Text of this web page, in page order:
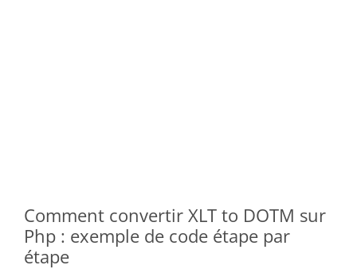
Comment convertir XLT to DOTM sur
Php : exemple de code étape par
étape